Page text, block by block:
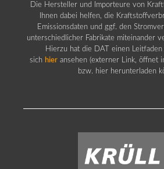
Die Hersteller und Importeure von
Ihnen dabei helfen, die
Emissionsdaten und ggf. den
unterschiedlicher Fabrikate miteinander
Hierzu hat die DAT einen
sich hier ansehen (externer Link, öffnet
bzw. hier herunterladen